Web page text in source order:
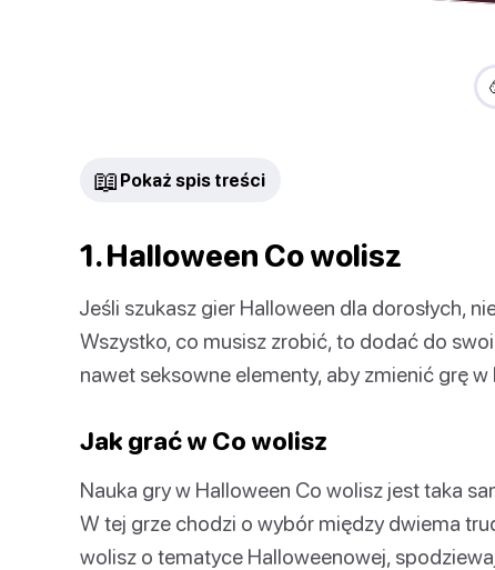
📖 Pokaż spis treści
1. Halloween Co wolisz
Jeśli szukasz gier Halloween dla dorosłych,
Wszystko, co musisz zrobić, to dodać do
nawet seksowne elementy, aby zmienić grę
Jak grać w Co wolisz
Nauka gry w Halloween Co wolisz jest taka
W tej grze chodzi o wybór między dwiema
wolisz o tematyce Halloweenowej,